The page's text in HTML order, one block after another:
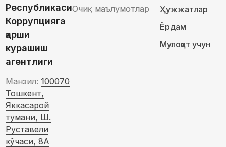
Республикаси
Коррупцияга
қарши
курашиш
агентлиги
Манзил: 100070
Тошкент,
Яккасарой
тумани, Ш.
Руставели
кўчаси, 8А
Очиқ маълумотлар
Ҳужжатлар
Ёрдам
Мулоқот учун